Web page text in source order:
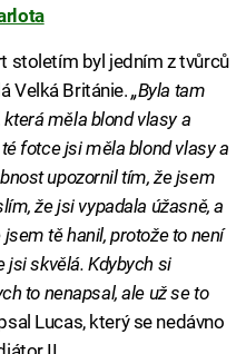
stoletím byl jedním z tvůrců
Velká Británie.„Byla tam
měla blond vlasy a
fotce jsi měla blond vlasy a
upozornil tím, že jsem
že jsi vypadala úžasně, a
tě hanil, protože to není
jsi skvělá. Kdybych si
to nenapsal, ale už se to
Lucas, který se nedávno